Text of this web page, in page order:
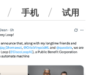
手机 试用